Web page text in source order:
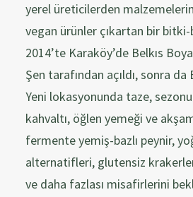
yerel üreticilerden
vegan ürünler çıkartan bir
2014’te Karaköy’de Belkıs
Şen tarafından açıldı, sonra da
Yeni lokasyonunda taze,
kahvaltı, öğlen yemeği ve
fermente yemiş-bazlı peynir,
alternatifleri, glutensiz
ve daha fazlası misafirlerini